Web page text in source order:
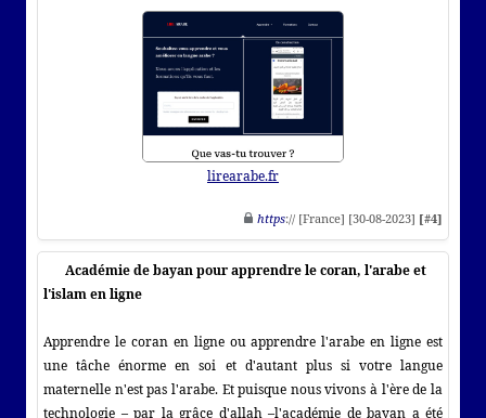
lirearabe.fr
https:// [France] [30-08-2023] [#4]
Académie de bayan pour apprendre le coran, l'arabe et
l'islam en ligne
Apprendre le coran en ligne ou apprendre l'arabe en ligne est
une tâche énorme en soi et d'autant plus si votre langue
maternelle n'est pas l'arabe. Et puisque nous vivons à l'ère de la
technologie – par la grâce d'allah –l'académie de bayan a été